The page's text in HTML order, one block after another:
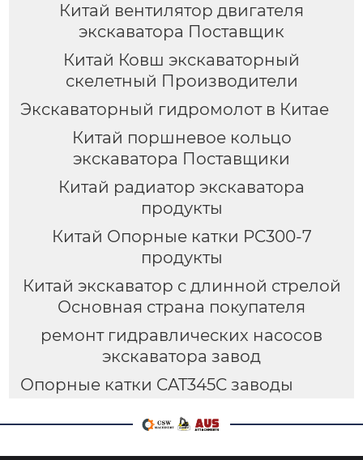
Китай вентилятор двигателя
экскаватора Поставщик
Китай Ковш экскаваторный
скелетный Производители
Экскаваторный гидромолот в Китае
Китай поршневое кольцо
экскаватора Поставщики
Китай радиатор экскаватора
продукты
Китай Опорные катки PC300-7
продукты
Китай экскаватор с длинной стрелой
Основная страна покупателя
ремонт гидравлических насосов
экскаватора завод
Опорные катки CAT345C заводы